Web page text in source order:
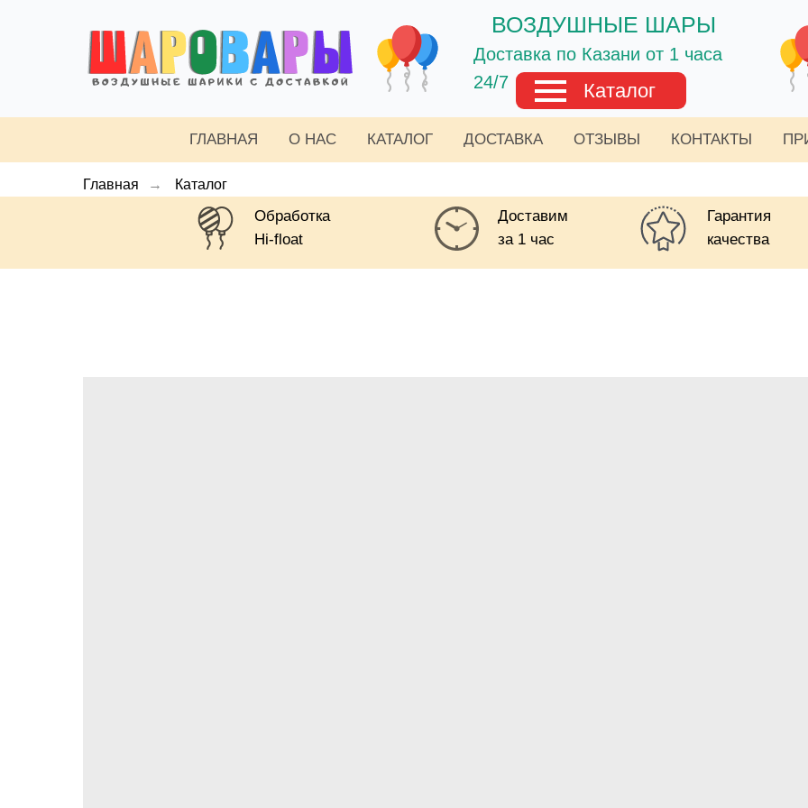
ВОЗДУШНЫЕ ШАРЫ
Доставка по Казани от 1 часа
24/7
Каталог
ГЛАВНАЯ О НАС КАТАЛОГ ДОСТАВКА ОТЗЫВЫ КОНТАКТЫ
Главная → Каталог
Обработка
Hi-float
Доставим
за 1 час
Гарантия
качества